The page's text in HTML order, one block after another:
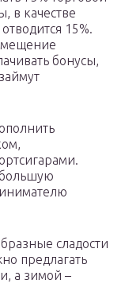
в качестве
15%.
бонусы,
сладости
предлагать
а зимой –